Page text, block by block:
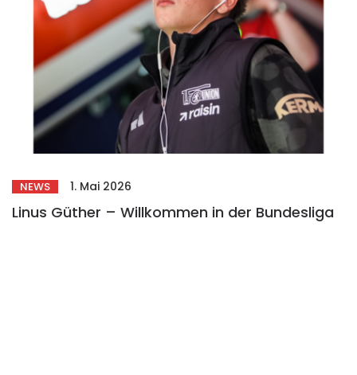
NEWS 1. Mai 2026
Linus Güther – Willkommen in der Bundesliga